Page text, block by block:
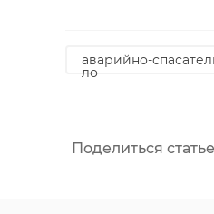
аварийно-
ло
Поделиться